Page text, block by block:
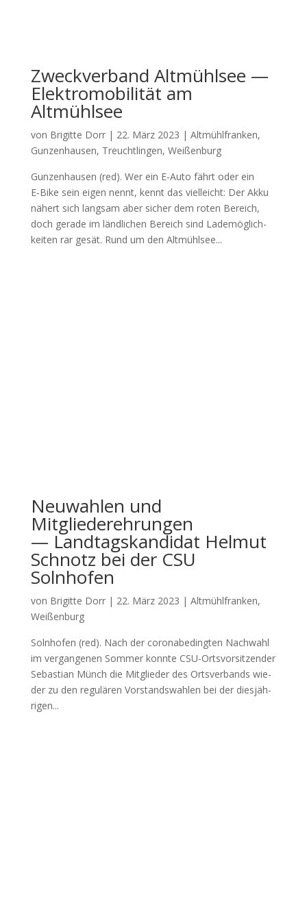
Zweckverband Altmühlsee —
Elektromobilität am
Altmühlsee
von Brigitte Dorr| 22. März 2023 | Altmühlfranken,
Gunzenhausen, Treuchtlingen, Weißenburg
Gun­zen­hau­sen (red). Wer ein E‑Auto fährt oder ein
E‑Bike sein eigen nennt, kennt das viel­leicht: Der Akku
nähert sich lang­sam aber sicher dem roten Bereich,
doch gera­de im länd­li­chen Bereich sind Lade­mög­lich­
kei­ten rar gesät. Rund um den Alt­mühl­see...
Neuwahlen und
Mitgliederehrungen
— Landtagskandidat Helmut
Schnotz bei der CSU
Solnhofen
von Brigitte Dorr| 22. März 2023 | Altmühlfranken,
Weißenburg
Soln­ho­fen (red). Nach der coro­nabe­ding­ten Nach­wahl
im ver­gan­ge­nen Som­mer konn­te CSU-Orts­vor­sit­zen­der
Sebas­ti­an Münch die Mit­glie­der des Orts­ver­bands wie­
der zu den regu­lä­ren Vor­stands­wah­len bei der dies­jäh­
ri­gen...